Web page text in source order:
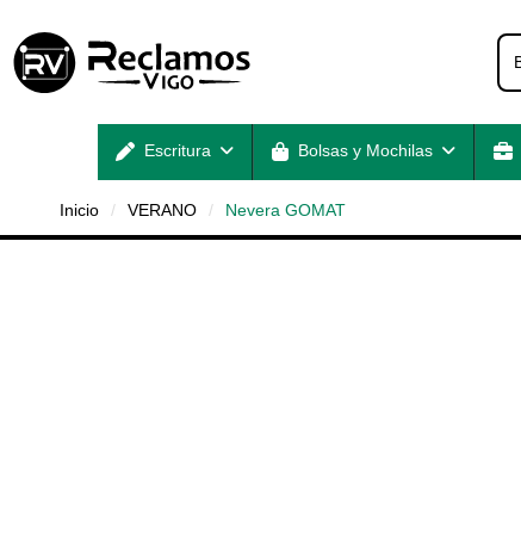
Escritura Bolsas y Mochilas
Inicio VERANO Nevera GOMAT